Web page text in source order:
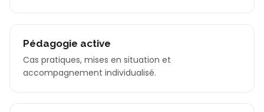
Pédagogie active
Cas pratiques, mises en situation et
accompagnement individualisé.